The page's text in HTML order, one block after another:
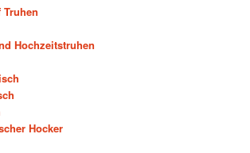
Hochzeitstruhen
Hocker